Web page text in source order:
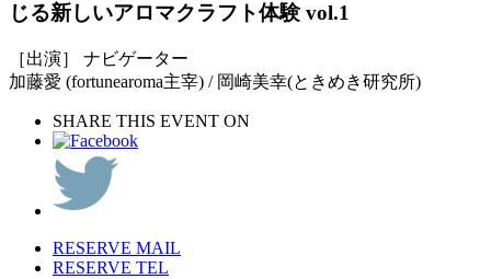
じる新しいアロマクラフト体験 vol.1
［出演］ ナビゲーター
加藤愛 (fortunearoma主宰) / 岡崎美幸(ときめき研究所)
SHARE THIS EVENT ON
RESERVE MAIL
RESERVE TEL